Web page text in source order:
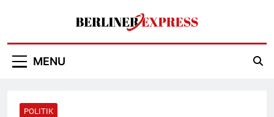
Berliner Express
MENU
POLITIK